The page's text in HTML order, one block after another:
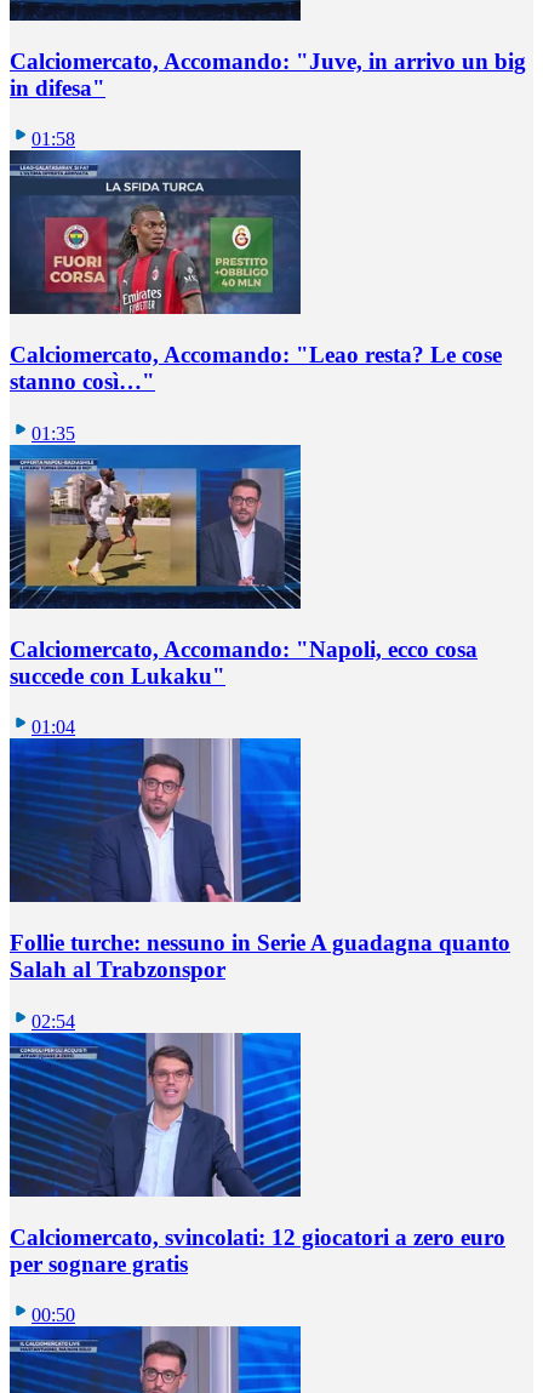
Calciomercato, Accomando: "Juve, in arrivo un big
in difesa"
01:58
Calciomercato, Accomando: "Leao resta? Le cose
stanno così…"
01:35
Calciomercato, Accomando: "Napoli, ecco cosa
succede con Lukaku"
01:04
Follie turche: nessuno in Serie A guadagna quanto
Salah al Trabzonspor
02:54
Calciomercato, svincolati: 12 giocatori a zero euro
per sognare gratis
00:50